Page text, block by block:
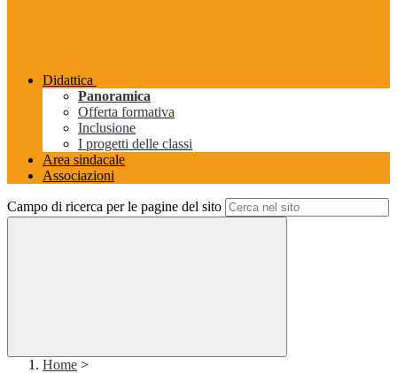
Didattica
Panoramica
Offerta formativa
Inclusione
I progetti delle classi
Area sindacale
Associazioni
Campo di ricerca per le pagine del sito
Home >